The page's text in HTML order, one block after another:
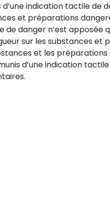
indication tactile de
et préparations
danger n’est apposée
sur les substances et
et les préparations
d’une indication tactile